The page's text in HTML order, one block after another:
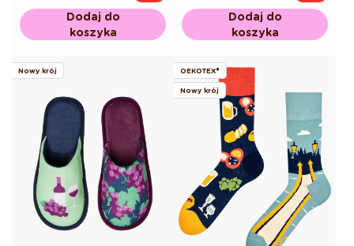
Dodaj do
koszyka
Dodaj do
koszyka
Nowy krój OEKOTEX®
Nowy krój